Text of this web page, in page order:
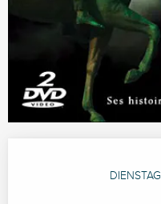
DIENSTAG